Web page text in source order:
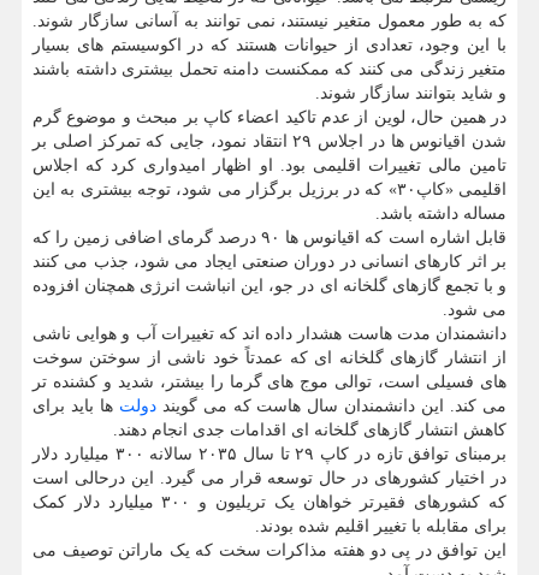
که به طور معمول متغیر نیستند، نمی توانند به آسانی سازگار شوند.
با این وجود، تعدادی از حیوانات هستند که در اکوسیستم های بسیار
متغیر زندگی می کنند که ممکنست دامنه تحمل بیشتری داشته باشند
و شاید بتوانند سازگار شوند.
در همین حال، لوین از عدم تاکید اعضاء کاپ بر مبحث و موضوع گرم
شدن اقیانوس ها در اجلاس ۲۹ انتقاد نمود، جایی که تمرکز اصلی بر
تامین مالی تغییرات اقلیمی بود. او اظهار امیدواری کرد که اجلاس
اقلیمی «کاپ۳۰» که در برزیل برگزار می شود، توجه بیشتری به این
مساله داشته باشد.
قابل اشاره است که اقیانوس ها ۹۰ درصد گرمای اضافی زمین را که
بر اثر کارهای انسانی در دوران صنعتی ایجاد می شود، جذب می کنند
و با تجمع گازهای گلخانه ای در جو، این انباشت انرژی همچنان افزوده
می شود.
دانشمندان مدت هاست هشدار داده اند که تغییرات آب و هوایی ناشی
از انتشار گازهای گلخانه ای که عمدتاً خود ناشی از سوختن سوخت
های فسیلی است، توالی موج های گرما را بیشتر، شدید و کشنده تر
می کند. این دانشمندان سال هاست که می گوینددولت ها باید برای
کاهش انتشار گازهای گلخانه ای اقدامات جدی انجام دهند.
برمبنای توافق تازه در کاپ ۲۹ تا سال ۲۰۳۵ سالانه ۳۰۰ میلیارد دلار
در اختیار کشورهای در حال توسعه قرار می گیرد. این درحالی است
که کشورهای فقیرتر خواهان یک تریلیون و ۳۰۰ میلیارد دلار کمک
برای مقابله با تغییر اقلیم شده بودند.
این توافق در پی دو هفته مذاکرات سخت که یک ماراتن توصیف می